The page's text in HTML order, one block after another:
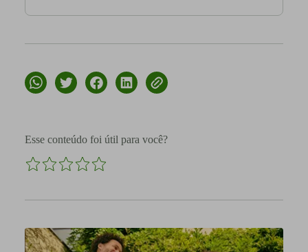
Esse conteúdo foi útil para você?